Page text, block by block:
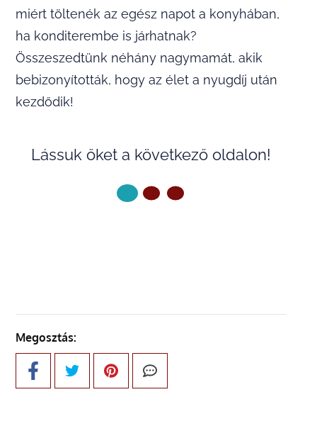
miért töltenék az egész napot a konyhában,
ha konditerembe is járhatnak?
Összeszedtünk néhány nagymamát, akik
bebizonyították, hogy az élet a nyugdíj után
kezdődik!
Lássuk őket a következő oldalon!
Megosztás: